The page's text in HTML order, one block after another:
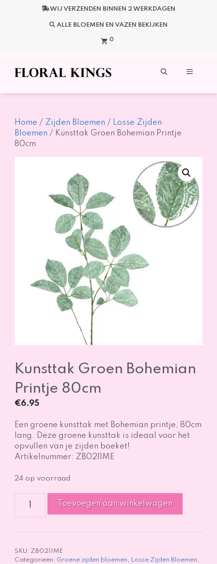
WIJ VERZENDEN BINNEN 2 WERKDAGEN
ALLE BLOEMEN EN VAZEN BEKIJKEN
0
Menu
Home / Zijden Bloemen / Losse Zijden
Bloemen / Kunsttak Groen Bohemian Printje
80cm
Kunsttak Groen Bohemian
Printje 80cm
€6.95
Een groene kunsttak met Bohemian printje, 80cm
lang. Deze groene kunsttak is ideaal voor het
opvullen van je zijden boeket!
Artikelnummer: ZB0211ME
24 op voorraad
Groen
Bohemian
aantal
Toevoegen aan winkelwagen
SKU: ZB0211ME
Categorieën: Groene zijden bloemen, Losse Zijden Bloemen,